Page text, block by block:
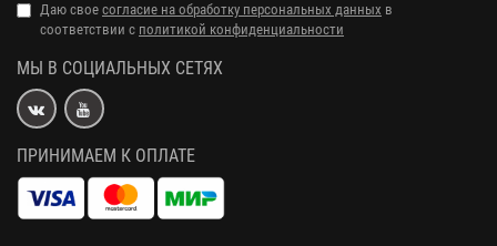
Даю свое согласие на обработку персональных данных в
соответствии с политикой конфиденциальности
МЫ В СОЦИАЛЬНЫХ СЕТЯХ
ПРИНИМАЕМ К ОПЛАТЕ